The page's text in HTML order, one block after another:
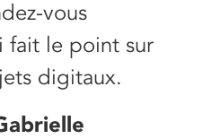
vous
fait le point sur
digitaux.